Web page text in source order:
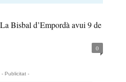
Bisbal d’Empordà avui 9 de
0
- Publicitat -